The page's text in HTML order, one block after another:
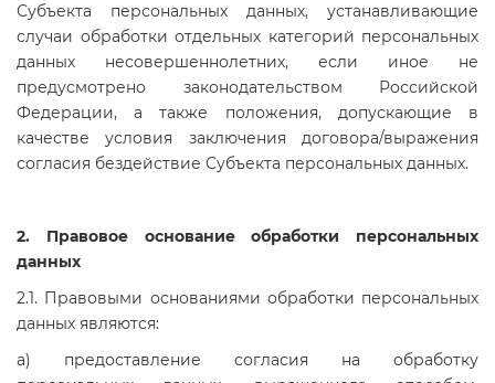
Субъекта персональных данных, устанавливающие
случаи обработки отдельных категорий персональных
данных несовершеннолетних, если иное не
предусмотрено законодательством Российской
Федерации, а также положения, допускающие в
качестве условия заключения договора/выражения
согласия бездействие Субъекта персональных данных.
2. Правовое основание обработки персональных
данных
2.1. Правовыми основаниями обработки персональных
данных являются:
а) предоставление согласия на обработку